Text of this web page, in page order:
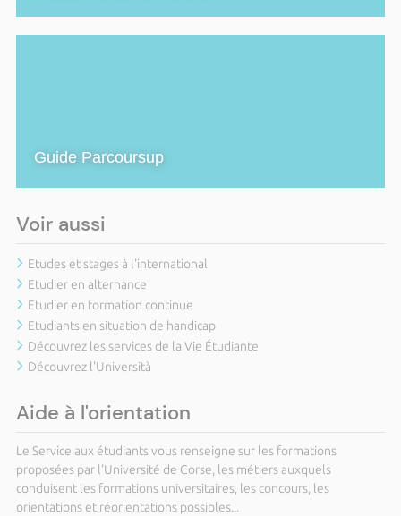
Guide Parcoursup
Voir aussi
Etudes et stages à l'international
Etudier en alternance
Etudier en formation continue
Etudiants en situation de handicap
Découvrez les services de la Vie Étudiante
Découvrez l'Università
Aide à l'orientation
Le Service aux étudiants vous renseigne sur les formations
proposées par l'Université de Corse, les métiers auxquels
conduisent les formations universitaires, les concours, les
orientations et réorientations possibles...